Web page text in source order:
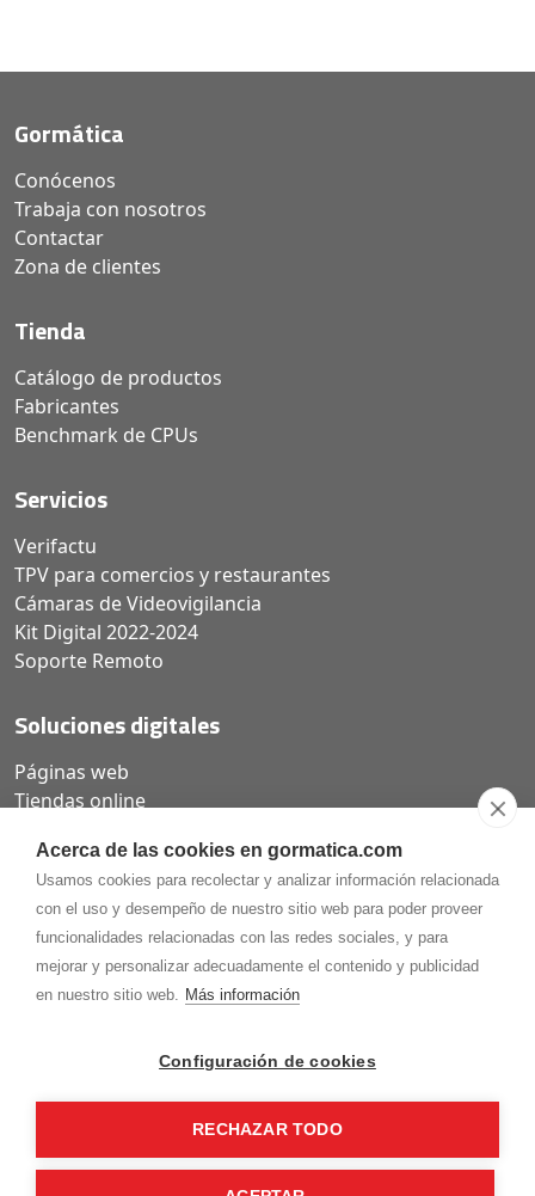
Acerca de las cookies en gormatica.com
Usamos cookies para recolectar y analizar información relacionada
con el uso y desempeño de nuestro sitio web para poder proveer
funcionalidades relacionadas con las redes sociales, y para
mejorar y personalizar adecuadamente el contenido y publicidad
en nuestro sitio web. Más información
Configuración de cookies
RECHAZAR TODO
Gormática
Conócenos
Trabaja con nosotros
Contactar
Zona de clientes
Tienda
Catálogo de productos
Fabricantes
Benchmark de CPUs
Servicios
Verifactu
TPV para comercios y restaurantes
Cámaras de Videovigilancia
Kit Digital 2022-2024
Soporte Remoto
Soluciones digitales
Páginas web
Tiendas online
975.368.262
Aviso Legal Política de privacidad
Gormaz Informática S.L.C/ Soria, 2 - El Burgo de Osma (Soria)
¡Síguenos en nuestras redes!